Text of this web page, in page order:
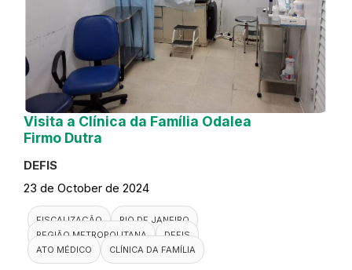
Visita a Clínica da Família Odalea
Firmo Dutra
DEFIS
23 de October de 2024
FISCALIZAÇÃO
RIO DE JANEIRO
REGIÃO METROPOLITANA
DEFIS
ATO MÉDICO
CLÍNICA DA FAMÍLIA